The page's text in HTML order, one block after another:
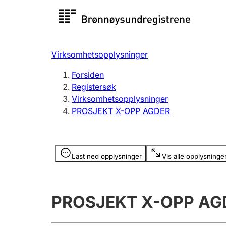
Registersøk
Registrere, endre, slette
Virksomhetsopplysninger
Forsiden
Registersøk
Virksomhetsopplysninger
PROSJEKT X-OPP AGDER
Last ned opplysninger Vis alle
Opplysninger er skjult
PROSJEKT X-OPP